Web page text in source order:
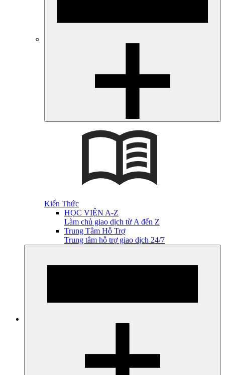
Kiến Thức
HỌC VIỆN A-Z
Làm chủ giao dịch từ A đến Z
Trung Tâm Hỗ Trợ
Trung tâm hỗ trợ giao dịch 24/7